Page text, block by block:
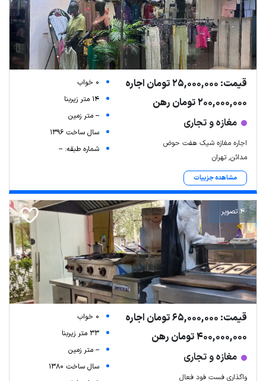
قیمت: 25,000,000 تومان اجاره
200,000,000 تومان رهن
مغازه و تجاری
اجاره مغازه شیک هفت حوض
مدائن, تهران
مشاهده جزییات
0 خواب
14 متر زیربنا
-- متر زمین
سال ساخت 1396
شماره طبقه: --
4 تصویر
قیمت: 65,000,000 تومان اجاره
400,000,000 تومان رهن
مغازه و تجاری
واگذاری فست فود فعال
0 خواب
33 متر زیربنا
-- متر زمین
سال ساخت 1380